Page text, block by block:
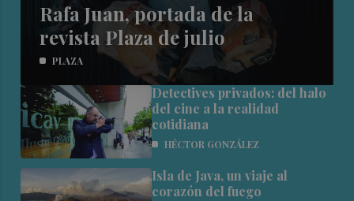
Rafa Juan, portada de la
revista Plaza de julio
PLAZA
Detectives privados: del halo
del cine a la realidad
cotidiana
HÉCTOR GONZÁLEZ
Isla de Java, un viaje al
corazón del fuego